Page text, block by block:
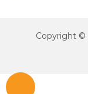
Copyright ©